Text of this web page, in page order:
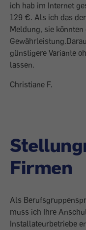
ich hab im Internet
129 €. Als ich das
Meldung, sie
günstigere Variante
lassen.
Christiane F.
Firmen
Als
muss ich Ihre
Installateurbetriebe